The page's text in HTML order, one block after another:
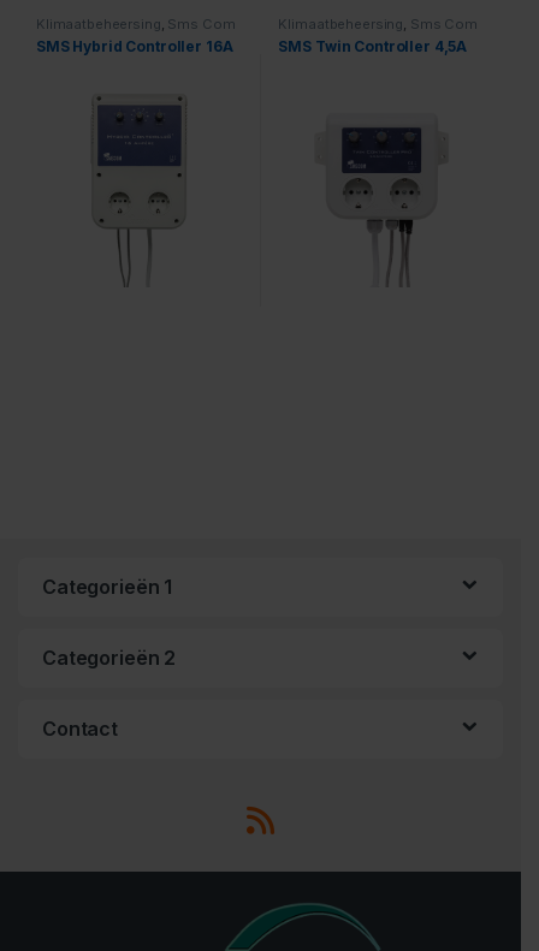
Klimaatbeheersing Sms Com
SMS Hybrid Controller 16A
Klimaatbeheersing Sms Com
SMS Twin Controller 4,5A
Categorieën 1
Categorieën 2
Contact